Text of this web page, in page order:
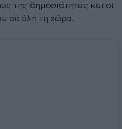
της δημοσιότητας και οι
σε όλη τη χώρα.